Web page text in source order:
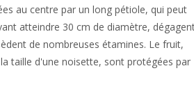
au centre par un long pétiole, qui peut
atteindre 30 cm de diamètre,
de nombreuses étamines. Le fruit,
taille d'une noisette, sont protégées par